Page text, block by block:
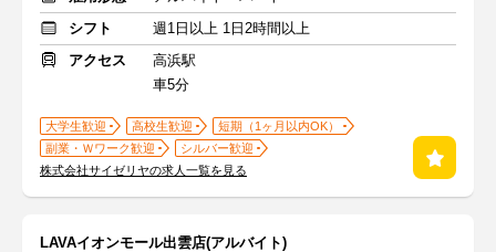
シフト
週1日以上 1日2時間以上
アクセス
高浜駅
車5分
大学生歓迎 高校生歓迎
短期（1ヶ月以内OK）
副業・Ｗワーク歓迎
シルバー歓迎
株式会社サイゼリヤの求人一覧を見る
LAVAイオンモール出雲店(アルバイト)